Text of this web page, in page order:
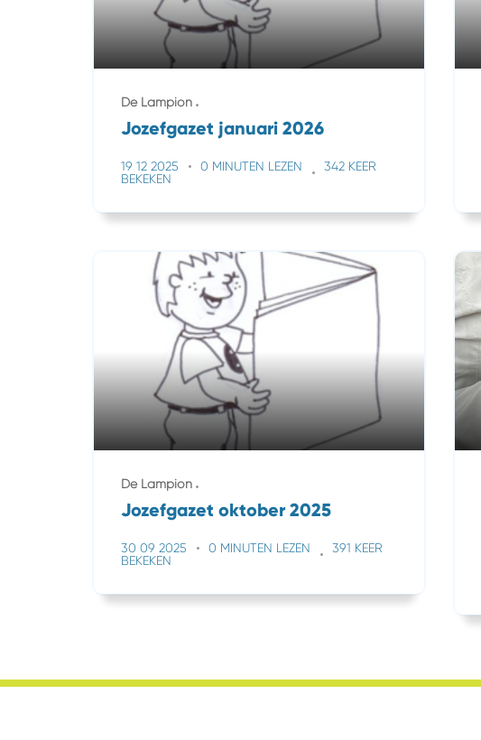
De Lampion
Jozefgazet januari 2026
19 12 2025 0 MINUTEN LEZEN
342 KEER
BEKEKEN
De Lampion
Jozefgazet oktober 2025
30 09 2025 0 MINUTEN LEZEN
391 KEER
BEKEKEN